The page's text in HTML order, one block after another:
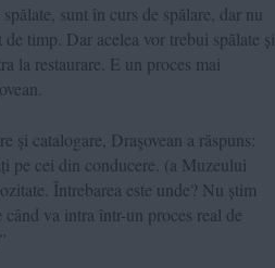
sunt în curs de spălare, dar nu
timp. Dar acelea vor trebui spălate și
la restaurare. E un proces mai
şi catalogare, Draşovean a răspuns:
pe cei din conducere. (a Muzeului
Întrebarea este unde? Nu știm
va intra într-un proces real de